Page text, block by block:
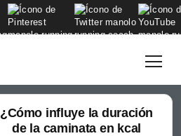
¿Cómo influye la duración
de la caminata en kcal